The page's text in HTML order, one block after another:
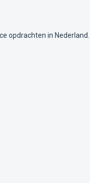
opdrachten in